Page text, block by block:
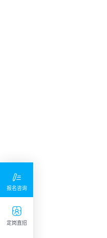

报名咨询

定岗直招